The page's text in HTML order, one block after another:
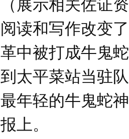
（展示相关佐证
阅读和写作改变
革中被打成牛鬼
到太平菜站当驻
最年轻的牛鬼蛇
报上。